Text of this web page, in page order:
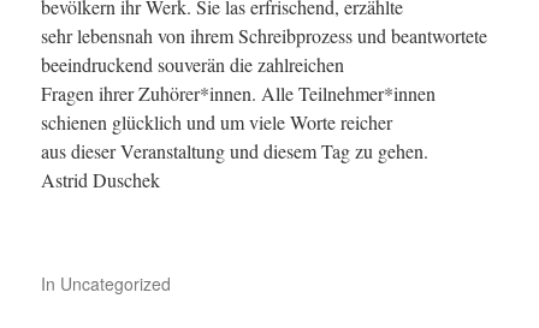
bevölkern ihr Werk. Sie las erfrischend, erzählte
sehr lebensnah von ihrem Schreibprozess und beantwortete
beeindruckend souverän die zahlreichen
Fragen ihrer Zuhörer*innen. Alle Teilnehmer*innen
schienen glücklich und um viele Worte reicher
aus dieser Veranstaltung und diesem Tag zu gehen.
Astrid Duschek
In Uncategorized